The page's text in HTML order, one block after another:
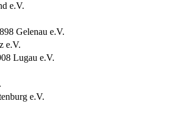
e.V.
Gelenau e.V.
e.V.
Lugau e.V.
e.V.